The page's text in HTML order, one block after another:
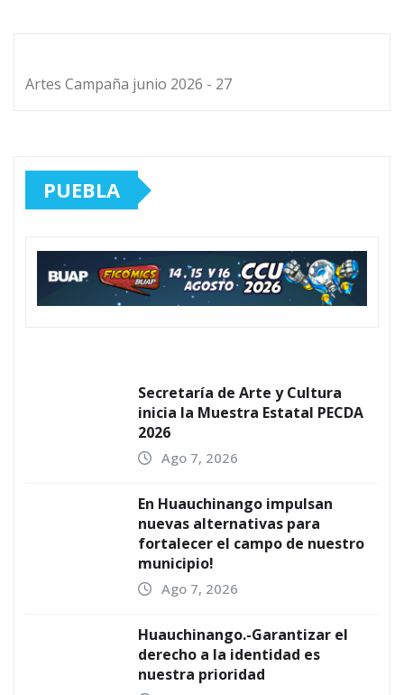
Artes Campaña junio 2026 - 27
PUEBLA
Secretaría de Arte y Cultura
inicia la Muestra Estatal PECDA
2026
Ago 7, 2026
En Huauchinango impulsan
nuevas alternativas para
fortalecer el campo de nuestro
municipio!
Ago 7, 2026
Huauchinango.-Garantizar el
derecho a la identidad es
nuestra prioridad